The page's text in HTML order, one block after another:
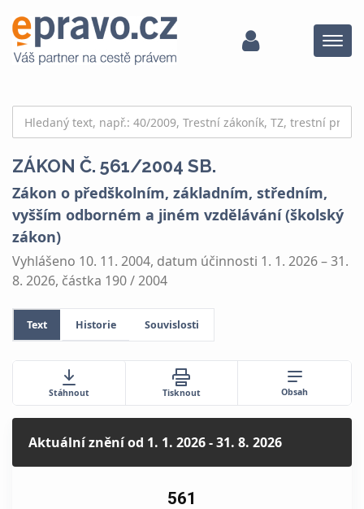
Menu
ZÁKON Č. 561/2004 SB.
Zákon o předškolním, základním, středním,
vyšším odborném a jiném vzdělávání (školský
zákon)
Vyhlášeno 10. 11. 2004, datum účinnosti 1. 1. 2026 – 31.
8. 2026, částka 190 / 2004
Text Historie Souvislosti
Stáhnout Tisknout Obsah
Aktuální zněníod 1. 1. 2026 - 31. 8. 2026
561